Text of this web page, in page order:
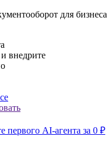
для бизнеса
внедрите
первого AI-агента за 0 ₽